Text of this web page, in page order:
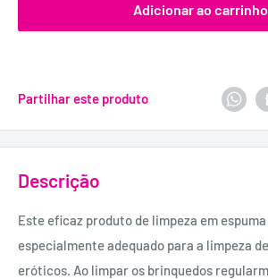
Adicionar ao carrinho
Partilhar este produto
Descrição
Este eficaz produto de limpeza em
especialmente adequado para a limpeza
eróticos. Ao limpar os brinquedos